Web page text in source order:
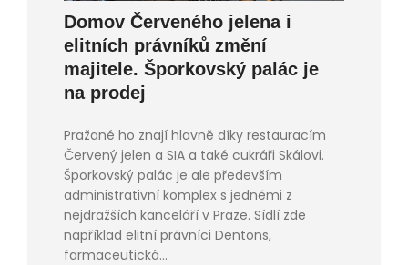
Domov Červeného jelena i
elitních právníků změní
majitele. Šporkovský palác je
na prodej
Pražané ho znají hlavně díky restauracím
Červený jelen a SIA a také cukráři Skálovi.
Šporkovský palác je ale především
administrativní komplex s jedněmi z
nejdražších kanceláří v Praze. Sídlí zde
například elitní právníci Dentons,
farmaceutická...